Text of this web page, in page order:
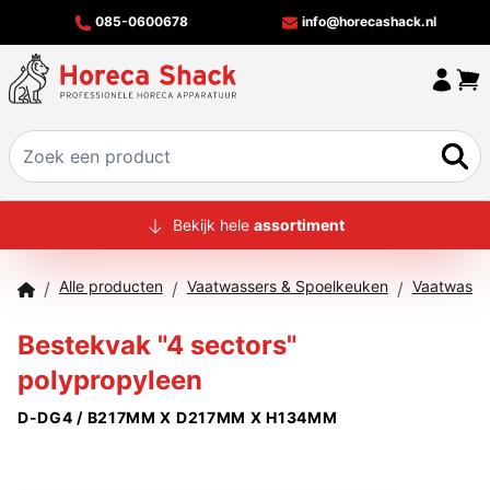
085-0600678 info@horecashack.nl
HOME
MERKEN
OFFERTECHECKER
CONTACT
Bekijk hele assortiment
/ Alle producten / Vaatwassers & Spoelkeuken /
Bestekvak "4 sectors"
polypropyleen
D-DG4 / B217MM X D217MM X H134MM